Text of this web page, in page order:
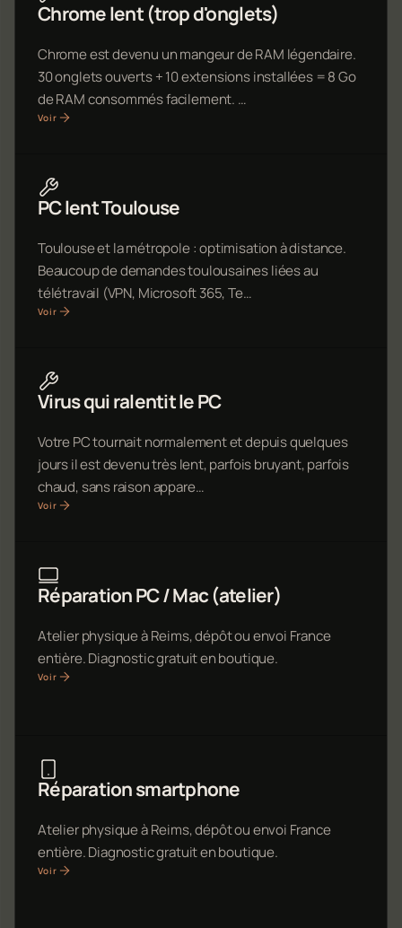
Chrome lent (trop d'onglets)
Chrome est devenu un mangeur de RAM légendaire.
30 onglets ouverts + 10 extensions installées = 8 Go
de RAM consommés facilement. …
Voir
PC lent Toulouse
Toulouse et la métropole : optimisation à distance.
Beaucoup de demandes toulousaines liées au
télétravail (VPN, Microsoft 365, Te…
Voir
Virus qui ralentit le PC
Votre PC tournait normalement et depuis quelques
jours il est devenu très lent, parfois bruyant, parfois
chaud, sans raison appare…
Voir
Réparation PC / Mac (atelier)
Atelier physique à Reims, dépôt ou envoi France
entière. Diagnostic gratuit en boutique.
Voir
Réparation smartphone
Atelier physique à Reims, dépôt ou envoi France
entière. Diagnostic gratuit en boutique.
Voir